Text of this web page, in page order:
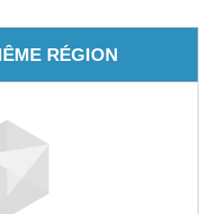
RÉGION